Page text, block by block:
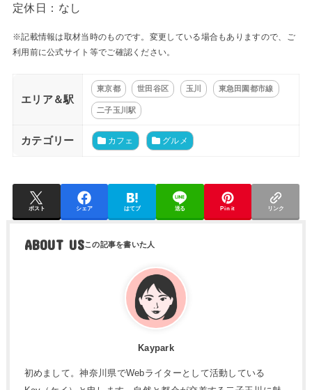
定休日：なし
※記載情報は取材当時のものです。変更している場合もありますので、ご
利用前に公式サイト等でご確認ください。
エリア＆駅
東京都 世田谷区 玉川 東急田園都市線
二子玉川駅
カテゴリー カフェ グルメ
ポスト シェア はてブ 送る Pin it リンク
ABOUT US
Kaypark
初めまして。神奈川県でWebライターとして活動している